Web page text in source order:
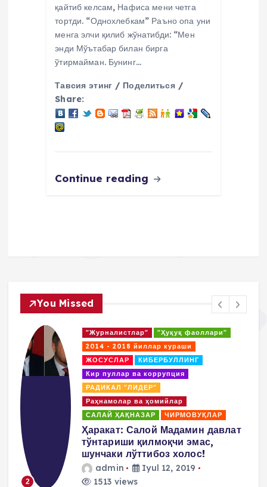
қайтиб келсам, Нафиса мени четга
тортди. “Однохлебкам” Раъно опа уни
менга элчи қилиб жўнатибди: “Мен
энди Мўътабар билан бирга
ўтирмайман. Бунинг…
Тавсия этинг / Поделиться /
Share:
Continue reading
You Missed
"Журналистлар"
"Ҳуқуқ фаоллари"
2014 - 2018 йиллар кураши
ЖОСУСЛАР
КИБЕРБУЛЛИНГ
Кир пуллар ва коррупция
РАДИКАЛ "ЛИДЕР"
Раҳнамолар ва ҳомийлар
САЛАЙ ҲАҚНАЗАР
ЧИРМОВУҚЛАР
Ҳаракат: Салой Мадамин давлат
тўнтариши қилмоқчи эмас,
шунчаки лўттибоз холос!
admin
Iyul 12, 2019
1513 views